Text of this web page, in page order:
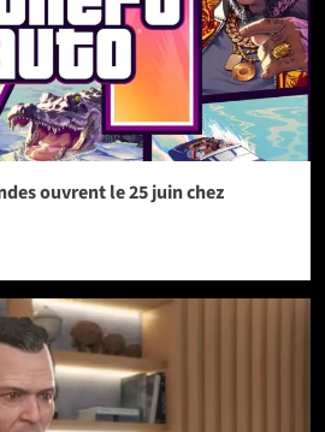
ouvrent le 25 juin chez